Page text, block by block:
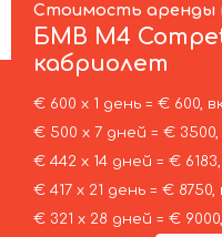
Стоимость аренды
БМВ M4
кабриолет
€ 600 х 1 день = € 600,
€ 500 х 7 дней = € 3500,
€ 442 х 14 дней = €
€ 417 х 21 день = €
€ 321 х 28 дней = €